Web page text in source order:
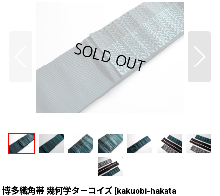
博多織角帯 幾何学ターコイズ [kakuobi-hakata